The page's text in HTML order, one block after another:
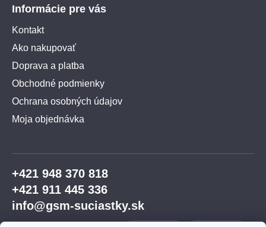
Informácie pre vás
Kontakt
Ako nakupovať
Doprava a platba
Obchodné podmienky
Ochrana osobných údajov
Moja objednávka
+421 948 370 818
+421 911 445 336
info@gsm-suciastky.sk